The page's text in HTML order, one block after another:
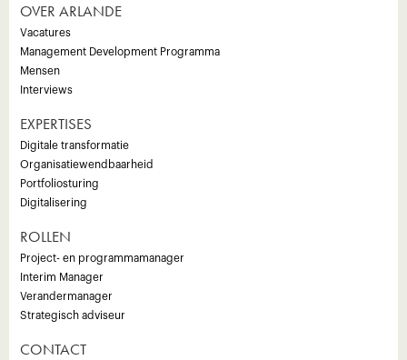
OVER ARLANDE
Vacatures
Management Development Programma
Mensen
Interviews
EXPERTISES
Digitale transformatie
Organisatiewendbaarheid
Portfoliosturing
Digitalisering
ROLLEN
Project- en programmamanager
Interim Manager
Verandermanager
Strategisch adviseur
CONTACT